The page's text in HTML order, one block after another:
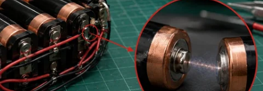
responsabilidade e demonstrar respeito pelo
torcedor, Endrick mostrou que entende a
importância da camisa que veste e que está
disposto a seguir trabalhando para corresponder
às expectativas.